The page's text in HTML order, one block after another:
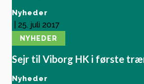
Nyheder
25. juli 2017
NYHEDER
Sejr til Viborg HK i første
Nyheder